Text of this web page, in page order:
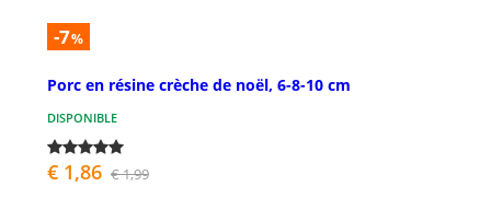
-7%
Porc en résine crèche de noël, 6-8-10 cm
DISPONIBLE
€ 1,86 € 1,99